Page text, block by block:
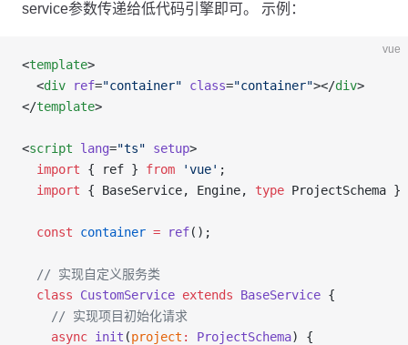
service参数传递给低代码引擎即可。 示例：
vue
<template>
  <
div ref="container" class="container"></div>
</template>
<script lang="ts" setup>
  import
{ ref } from 'vue' ;
  import
{ BaseService, Engine, type ProjectSchema }
  const
container = ref();
  // 实现自定义服务类
  class
CustomService extends BaseService {
    // 实现项目初始化请求
    async
init (project : ProjectSchema) {